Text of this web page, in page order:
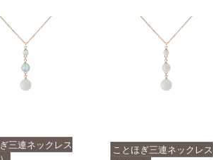
三連ネックレス
ことほぎ三連ネックレス